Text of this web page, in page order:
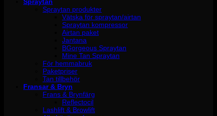
Spraytan produkter
Vätska för spraytan/airtan
Spraytan kompressor
Airtan paket
Jantana
BGorgeous Spraytan
Mine Tan Spraytan
För hemmabruk
Paketpriser
Tan tillbehör
Fransar & Bryn
Frans & Brynfärg
Reflectocil
Lashlift & Browlift